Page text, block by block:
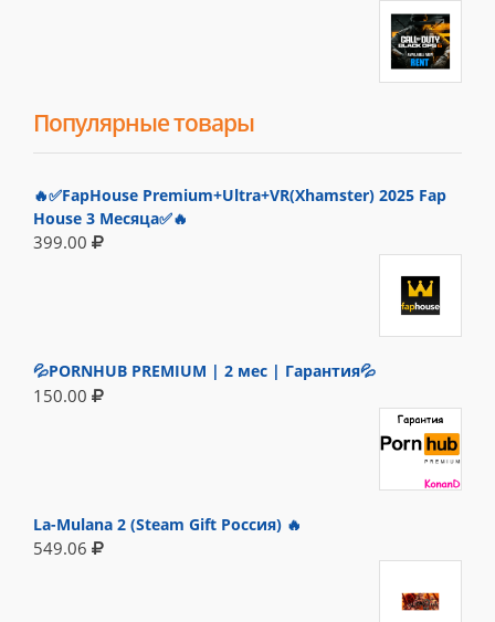
Популярные товары
🔥✅FapHouse Premium+Ultra+VR(Xhamster) 2025 Fap
House 3 Месяца✅🔥
399.00
💦PORNHUB PREMIUM | 2 мес | Гарантия💦
150.00
La-Mulana 2 (Steam Gift Россия) 🔥
549.06